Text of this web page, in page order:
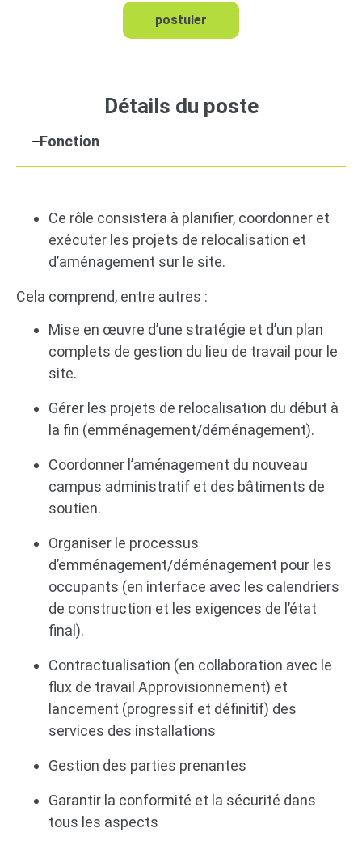
postuler
Détails du poste
Fonction
Ce rôle consistera à planifier, coordonner et
exécuter les projets de relocalisation et
d’aménagement sur le site.
Cela comprend, entre autres :
Mise en œuvre d’une stratégie et d’un plan
complets de gestion du lieu de travail pour le
site.
Gérer les projets de relocalisation du début à
la fin (emménagement/déménagement).
Coordonner l’aménagement du nouveau
campus administratif et des bâtiments de
soutien.
Organiser le processus
d’emménagement/déménagement pour les
occupants (en interface avec les calendriers
de construction et les exigences de l’état
final).
Contractualisation (en collaboration avec le
flux de travail Approvisionnement) et
lancement (progressif et définitif) des
services des installations
Gestion des parties prenantes
Garantir la conformité et la sécurité dans
tous les aspects